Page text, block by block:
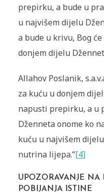
prepirku, a bude u
u najvišem dijelu
a bude u krivu, Bog
donjem dijelu
Allahov Poslanik,
za kuću u donjem
napusti prepirku, a u
Dženneta onome ko
kuću u najvišem
nutrina lijepa.”[4]
UPOZORAVANJE NA
POBIJANJA ISTINE